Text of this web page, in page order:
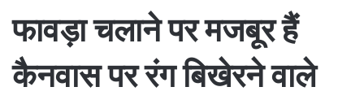
फावड़ा चलाने पर मजबूर हैं
कैनवास पर रंग बिखेरने वाले